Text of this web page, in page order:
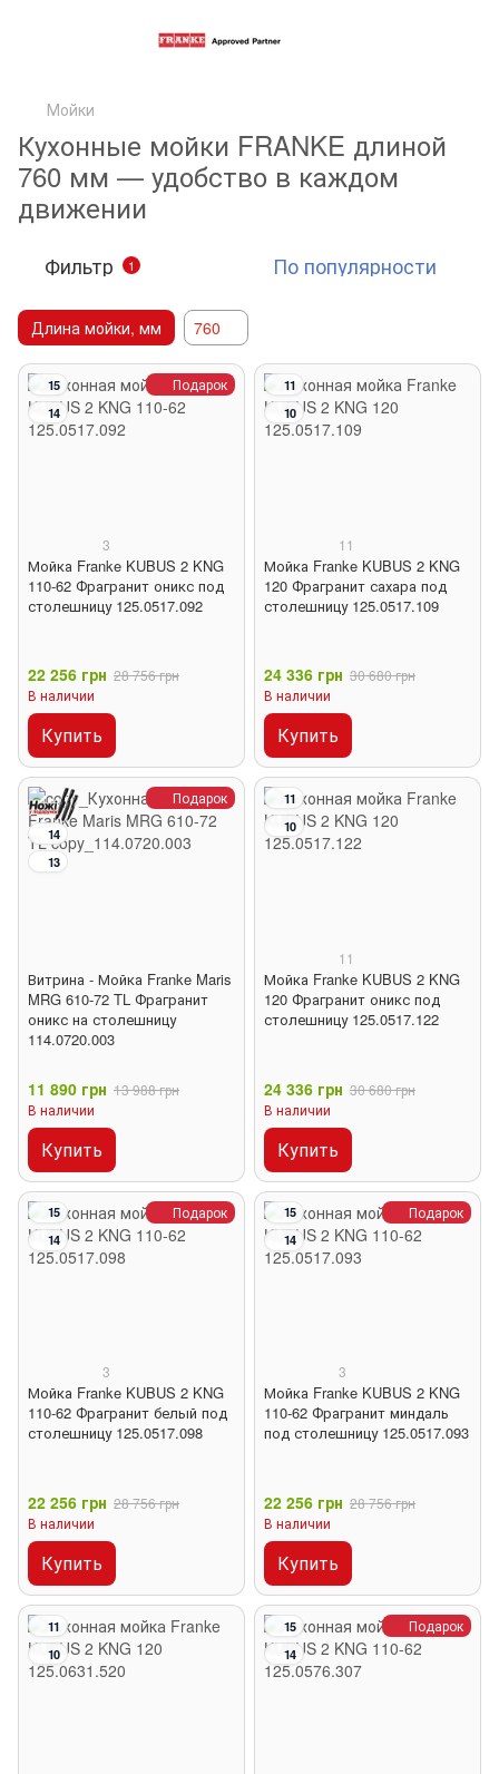
Мойки
Кухонные мойки FRANKE длиной
760 мм — удобство в каждом
движении
Фильтр 1 По популярности
Длина мойки, мм 760
Подарок
15
14
3
Мойка Franke KUBUS 2 KNG
110-62 Фрагранит оникс под
столешницу 125.0517.092
22 256 грн 28 756 грн
В наличии
Купить
11
10
11
Мойка Franke KUBUS 2 KNG
120 Фрагранит сахара под
столешницу 125.0517.109
24 336 грн 30 680 грн
В наличии
Купить
Подарок
14
13
Витрина - Мойка Franke Maris
MRG 610-72 TL Фрагранит
оникс на столешницу
114.0720.003
11 890 грн 13 988 грн
В наличии
Купить
11
10
11
Мойка Franke KUBUS 2 KNG
120 Фрагранит оникс под
столешницу 125.0517.122
24 336 грн 30 680 грн
В наличии
Купить
Подарок
15
14
3
Мойка Franke KUBUS 2 KNG
110-62 Фрагранит белый под
столешницу 125.0517.098
22 256 грн 28 756 грн
В наличии
Купить
Подарок
15
14
3
Мойка Franke KUBUS 2 KNG
110-62 Фрагранит миндаль
под столешницу 125.0517.093
22 256 грн 28 756 грн
В наличии
Купить
11
10
Подарок
15
14